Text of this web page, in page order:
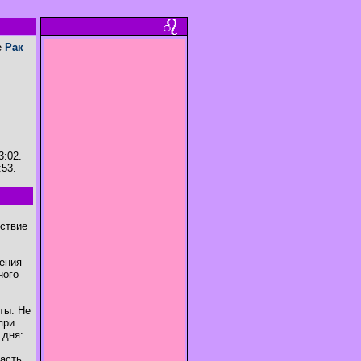
Рак
Не
дня: